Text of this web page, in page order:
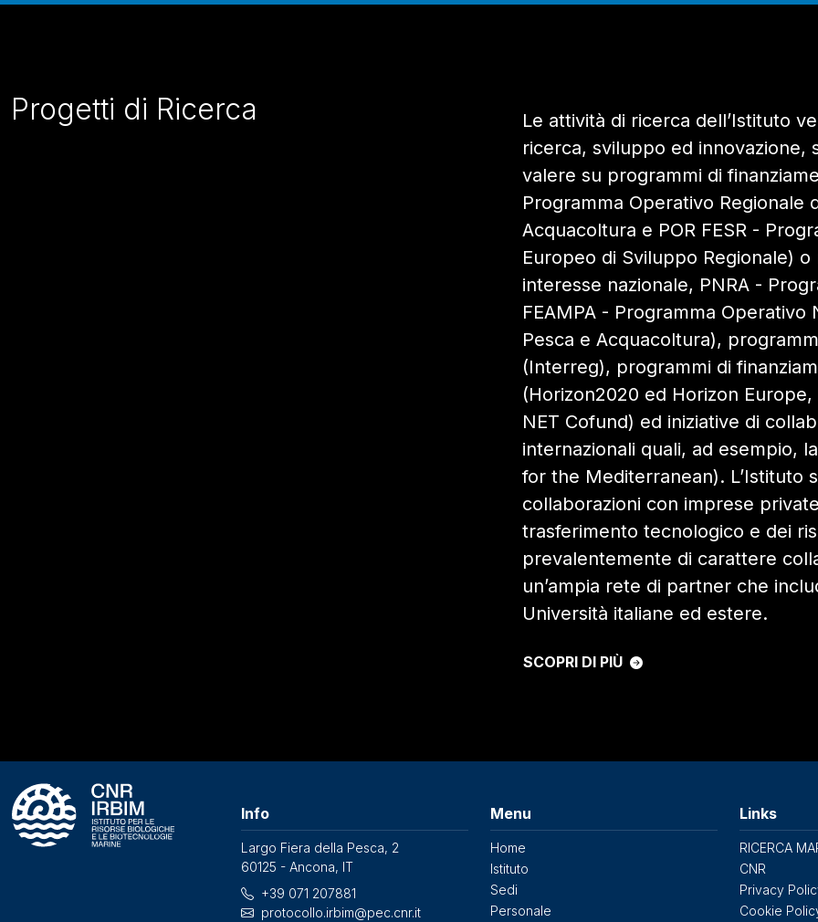
Progetti di Ricerca
Le attività di ricerca dell’Istituto
ricerca, sviluppo ed innovazione,
valere su programmi di
Programma Operativo Regionale
Acquacoltura e POR FESR -
Europeo di Sviluppo Regionale)
interesse nazionale, PNRA -
FEAMPA - Programma
Pesca e Acquacoltura),
(Interreg), programmi di
(Horizon2020 ed Horizon
NET Cofund) ed iniziative di
internazionali quali, ad esempio,
for the Mediterranean). L’Istituto
collaborazioni con imprese
trasferimento tecnologico e dei
prevalentemente di carattere
un’ampia rete di partner che
Università italiane ed estere.
SCOPRI DI PIÙ
Info
Largo Fiera della Pesca, 2
60125 - Ancona, IT
+39 071 207881
protocollo.irbim@pec.cnr.it
Menu
Home
Istituto
Sedi
Personale
Links
RICERCA
CNR
Privacy
Cookie